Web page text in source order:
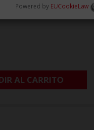
AL CARRITO
Powered by EUCookieLaw